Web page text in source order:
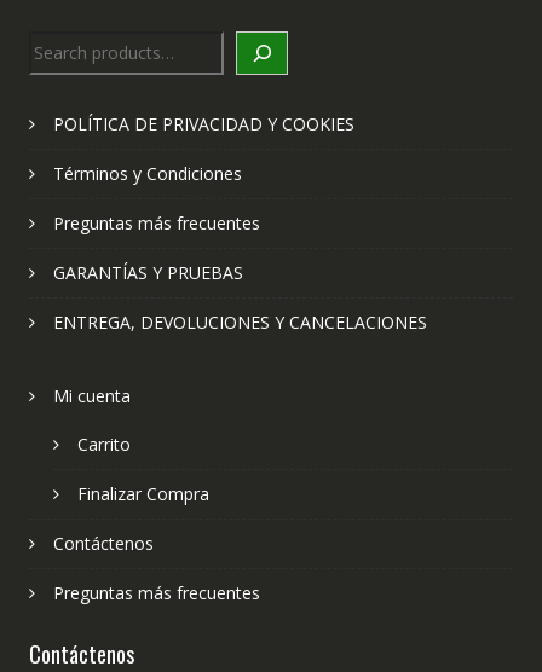
Search
POLÍTICA DE PRIVACIDAD Y COOKIES
Términos y Condiciones
Preguntas más frecuentes
GARANTÍAS Y PRUEBAS
ENTREGA, DEVOLUCIONES Y CANCELACIONES
Mi cuenta
Carrito
Finalizar Compra
Contáctenos
Preguntas más frecuentes
Contáctenos